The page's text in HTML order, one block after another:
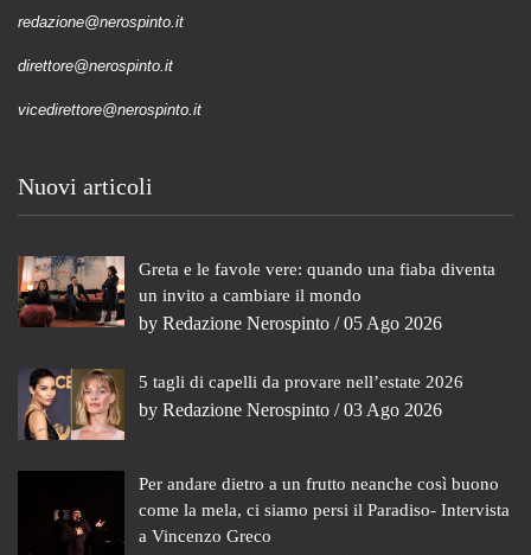
redazione@nerospinto.it
direttore@nerospinto.it
vicedirettore@nerospinto.it
Nuovi articoli
Greta e le favole vere: quando una fiaba diventa
un invito a cambiare il mondo
by Redazione Nerospinto / 05 Ago 2026
5 tagli di capelli da provare nell’estate 2026
by Redazione Nerospinto / 03 Ago 2026
Per andare dietro a un frutto neanche così buono
come la mela, ci siamo persi il Paradiso- Intervista
a Vincenzo Greco